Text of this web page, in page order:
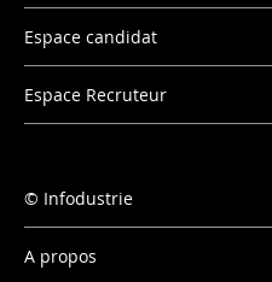
Espace candidat
Espace Recruteur
Infodustrie
A propos